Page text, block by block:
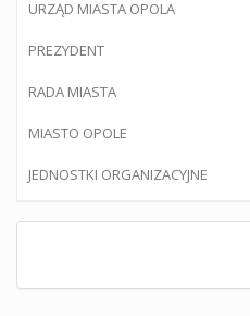
URZĄD MIASTA OPOLA
PREZYDENT
RADA MIASTA
MIASTO OPOLE
JEDNOSTKI ORGANIZACYJNE